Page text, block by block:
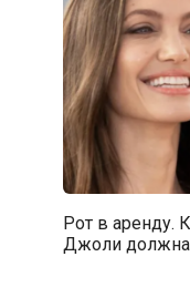
Рот в аренду.
Джоли должна